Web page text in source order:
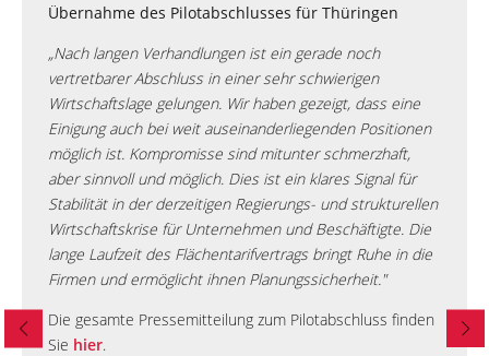
Übernahme des Pilotabschlusses für Thüringen
„Nach langen Verhandlungen ist ein gerade noch
vertretbarer Abschluss in einer sehr schwierigen
Wirtschaftslage gelungen. Wir haben gezeigt, dass eine
Einigung auch bei weit auseinanderliegenden Positionen
möglich ist. Kompromisse sind mitunter schmerzhaft,
aber sinnvoll und möglich. Dies ist ein klares Signal für
Stabilität in der derzeitigen Regierungs- und strukturellen
Wirtschaftskrise für Unternehmen und Beschäftigte. Die
lange Laufzeit des Flächentarifvertrags bringt Ruhe in die
Firmen und ermöglicht ihnen Planungssicherheit."
Die gesamte Pressemitteilung zum Pilotabschluss finden
Sie hier.